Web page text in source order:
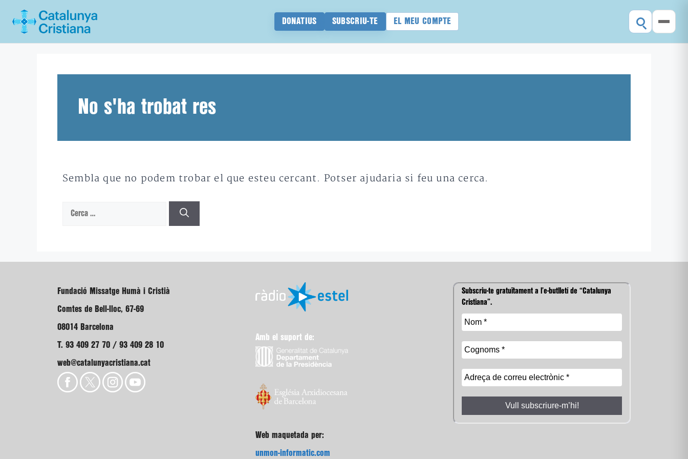
DONATIUS SUBSCRIU-TE EL MEU COMPTE
No s'ha trobat res
Sembla que no podem trobar el que esteu cercant. Potser ajudaria si feu una cerca.
Cerca:
Fundació Missatge Humà i Cristià
Comtes de Bell-lloc, 67-69
08014 Barcelona
T. 93 409 27 70 / 93 409 28 10
web@catalunyacristiana.cat
Amb el suport de:
Web maquetada per:
unmon-informatic.com
Subscriu-te gratuïtament a l’e-butlletí de “Catalunya
Cristiana”.